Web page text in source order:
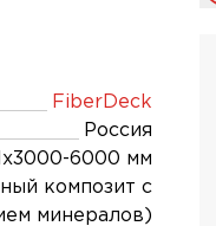
FiberDeck
Россия
6000 мм
композит с
минералов)